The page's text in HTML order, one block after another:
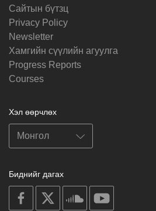
Cайтын бүтзц
Privacy Policy
Newsletter
Хамгийн сүүлийн агуулга
Progress Reports
Courses
Хэл өөрчлөх
Биднийг дагах
on
facebook
soundcloud